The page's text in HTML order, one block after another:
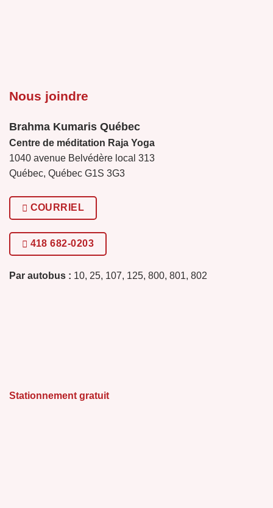
Nous joindre
Brahma Kumaris Québec
Centre de méditation Raja Yoga
1040 avenue Belvédère local 313
Québec, Québec G1S 3G3
COURRIEL
418 682-0203
Par autobus : 10, 25, 107, 125, 800, 801, 802
Stationnement gratuit